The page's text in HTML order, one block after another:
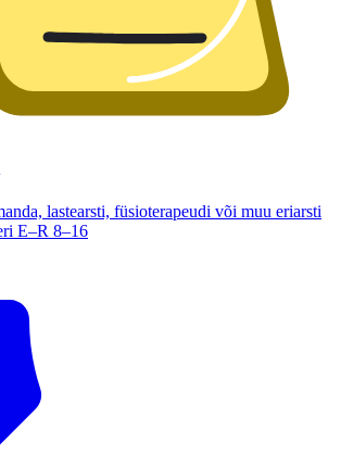
lastearsti, füsioterapeudi või muu eriarsti
E–R 8–16